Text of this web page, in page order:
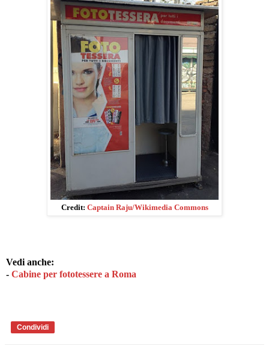
Credit: Captain Raju/Wikimedia Commons
Vedi anche:
- Cabine per fototessere a Roma
Condividi